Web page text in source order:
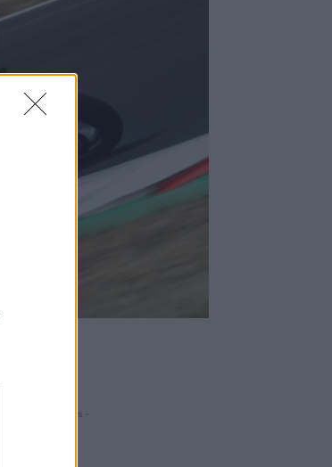
- Hirdetés -